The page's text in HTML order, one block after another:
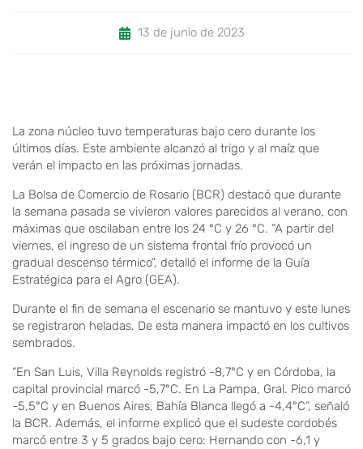
13 de junio de 2023
La zona núcleo tuvo temperaturas bajo cero durante los
últimos días. Este ambiente alcanzó al trigo y al maíz que
verán el impacto en las próximas jornadas.
La Bolsa de Comercio de Rosario (BCR) destacó que durante
la semana pasada se vivieron valores parecidos al verano, con
máximas que oscilaban entre los 24 °C y 26 °C. “A partir del
viernes, el ingreso de un sistema frontal frío provocó un
gradual descenso térmico”, detalló el informe de la Guía
Estratégica para el Agro (GEA).
Durante el fin de semana el escenario se mantuvo y este lunes
se registraron heladas. De esta manera impactó en los cultivos
sembrados.
“En San Luis, Villa Reynolds registró -8,7°C y en Córdoba, la
capital provincial marcó -5,7°C. En La Pampa, Gral. Pico marcó
-5,5°C y en Buenos Aires, Bahía Blanca llegó a -4,4°C”, señaló
la BCR. Además, el informe explicó que el sudeste cordobés
marcó entre 3 y 5 grados bajo cero: Hernando con -6,1 y